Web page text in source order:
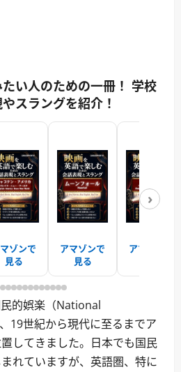
い人のための一冊！ 学校
スラングを紹介！
ゾンで
見る
アマゾンで
見る
アマゾンで
›
的娯楽（National
19世紀から現代に至るまでア
してきました。日本でも国民
れていますが、英語圏、特に